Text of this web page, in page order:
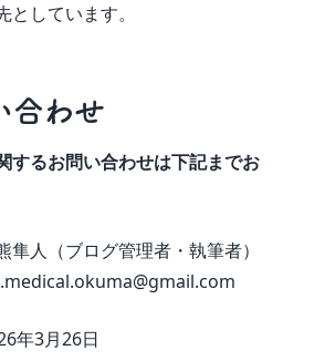
しています。
合わせ
するお問い合わせは下記までお
人（ブログ管理者・執筆者）
年3月26日